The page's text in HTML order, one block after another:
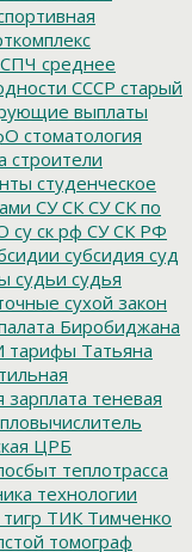
СПЧ среднее
СССР старый
выплаты
стоматология
строители
студенческое
СУ СК СУ СК по
су ск рф СУ СК РФ
субсидия суд
судьи судья
сухой закон
Биробиджана
тарифы Татьяна
зарплата теневая
ЦРБ
теплотрасса
технологии
тигр ТИК Тимченко
томограф